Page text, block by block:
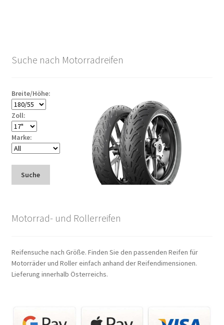
Suche nach Motorradreifen
Breite/Höhe:
Zoll:
Marke:
Suche
Motorrad- und Rollerreifen
Reifensuche nach Größe. Finden Sie den passenden Reifen für
Motorräder und Roller einfach anhand der Reifendimensionen.
Lieferung innerhalb Österreichs.